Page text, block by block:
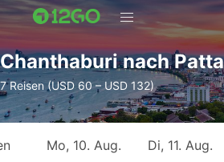
Chanthaburi nach
7 Reisen (USD 60 – USD 132)
Mo, 10. Aug. Di, 11. Aug.